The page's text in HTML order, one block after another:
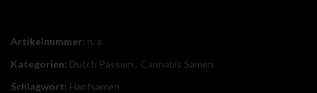
Artikelnummer: n. a.
Kategorien: Dutch Passion , Cannabis Samen
Schlagwort: Hanfsamen